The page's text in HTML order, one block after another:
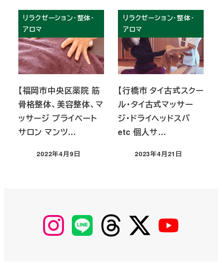
リラクゼーション・整体・
アロマ
【福岡市中央区薬院 筋
骨格整体、美容整体、マ
ッサージ プライベート
サロン マンツ…
投稿日
2022年4月9日
リラクゼーション・整体・
アロマ
【行橋市 タイ古式スクー
ル・タイ古式マッサー
ジ・ドライヘッドスパ
etc 個人サ…
投稿日
2023年4月21日
【Instagram】
MyKOBAKO
【LINE】 【threads】 【Twitter】